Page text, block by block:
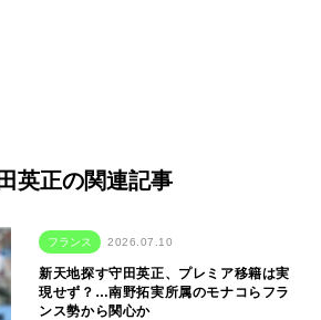
英正の関連記事
フランス 2026.07.10
新天地探す守田英正、プレミア移籍は実
現せず？…南野拓実所属のモナコらフラ
ンス勢から関心か